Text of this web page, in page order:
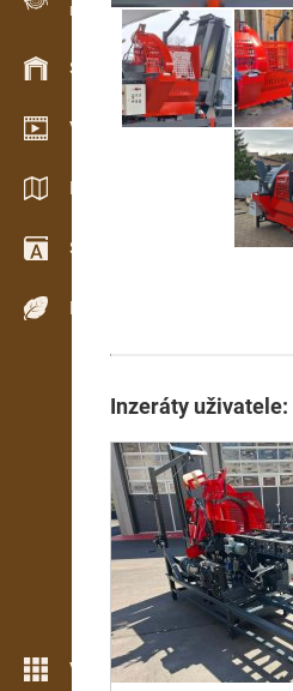
Evidence dřeva v terénu
Skladové hospodářství
Video showroom
Katalogy / Brožury
Slovník
Dřeviny
Více možností
Inzeráty